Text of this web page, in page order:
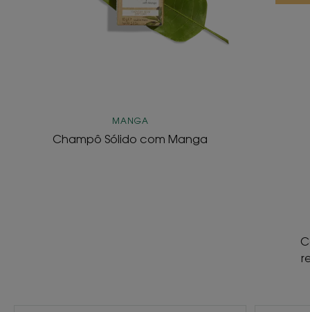
MANGA
Champô Sólido com Manga